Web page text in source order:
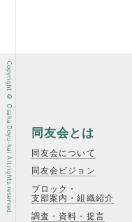
同友会とは
同友会について
同友会ビジョン
ブロック・
支部案内・組織紹介
調査・資料・提言
Copyright © Osaka Doyu-kai All rights reserved.